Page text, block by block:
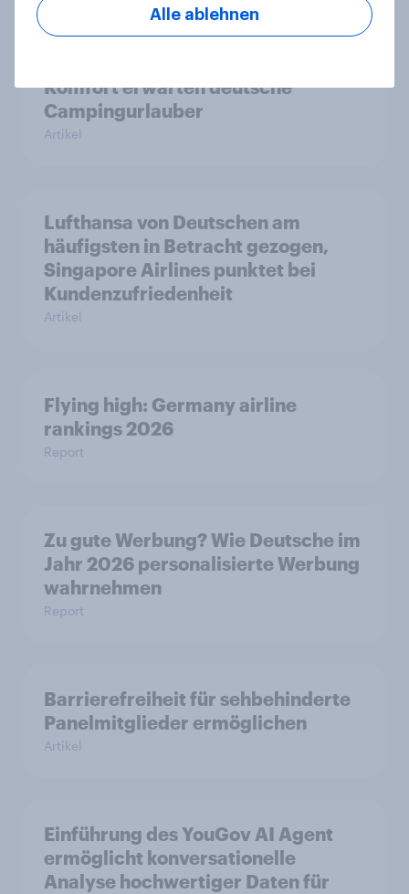
Komfort erwarten deutsche
Campingurlauber
Artikel
Lufthansa von Deutschen am
häufigsten in Betracht gezogen,
Singapore Airlines punktet bei
Kundenzufriedenheit
Artikel
Flying high: Germany airline
rankings 2026
Report
Zu gute Werbung? Wie Deutsche im
Jahr 2026 personalisierte Werbung
wahrnehmen
Report
Barrierefreiheit für sehbehinderte
Panelmitglieder ermöglichen
Artikel
Einführung des YouGov AI Agent
ermöglicht konversationelle
Analyse hochwertiger Daten für
Alle ablehnen